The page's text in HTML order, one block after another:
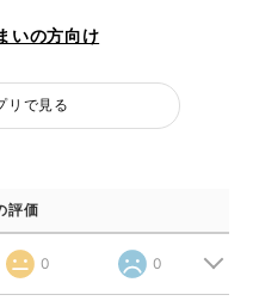
いの方向け
リで見る
評価
0 0